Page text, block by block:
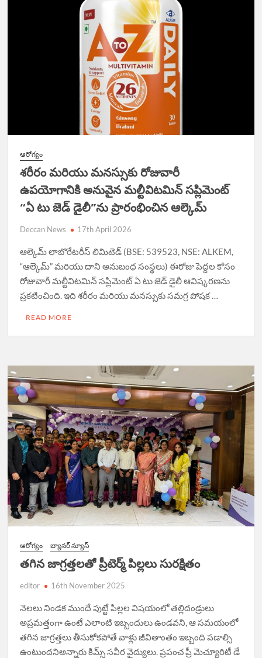
ఆరోగ్యం
శరీరం మరియు మనస్సుకు రోజువారీ
ఉపయోగానికి అనువైన మల్టీవిటమిన్ సప్లిమెంట్
“ఏ టు జెడ్ డైలీ”ను ప్రారంభించిన ఆల్కెమ్
Deccan News 17th April 2026
ఆల్కెమ్ లాబొరేటరీస్ లిమిటెడ్ (BSE: 539523, NSE: ALKEM,
“ఆల్కెమ్” మరియు దాని అనుబంధ సంస్థలు) ఈరోజు పెద్దల కోసం
రోజువారీ మల్టీవిటమిన్ సప్లిమెంట్ ఏ టు జెడ్ డైలీ ఆవిష్కరణను
ప్రకటించింది. ఇది శరీరం మరియు మనస్సుకు సమగ్ర పోషక …
READ MORE
ఆరోగ్యం బ్యానర్ న్యూస్
త‌గిన జాగ్ర‌త్త‌ల‌తో ప్రీటెర్మ్ పిల్ల‌లు సుర‌క్షితం
editor 16th November 2025
నెల‌లు నిండ‌క ముందే పుట్టే పిల్ల‌ల విష‌యంలో త‌ల్లిదండ్రులు
అప్ర‌మ‌త్తంగా ఉంటే ఎలాంటి ఇబ్బందులు ఉండ‌వ‌ని, ఆ స‌మ‌యంలో
త‌గిన జాగ్ర‌త్త‌లు తీసుకోక‌పోతే వాళ్లు జీవితాంతం ఇబ్బంది ప‌డాల్సి
ఉంటుంద‌నిఅన్నారు కిమ్స్ సవీర వైద్యులు. ప్రపంచ ప్రీ మెచ్యూరిటీ డే